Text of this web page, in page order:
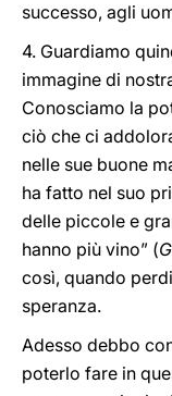
successo, agli
4. Guardiamo
immagine di
Conosciamo la
ciò che ci
nelle sue buone
ha fatto nel suo
delle piccole e
hanno più vino” (
così, quando
speranza.
Adesso debbo
poterlo fare in